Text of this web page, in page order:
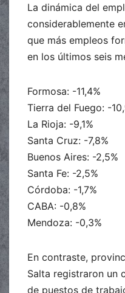
La dinámica del
considerablemente
que más empleos
en los últimos seis
Formosa: -11,4%
Tierra del Fuego: -
La Rioja: -9,1%
Santa Cruz: -7,8%
Buenos Aires: -2,5%
Santa Fe: -2,5%
Córdoba: -1,7%
CABA: -0,8%
Mendoza: -0,3%
En contraste,
Salta registraron un
de puestos de